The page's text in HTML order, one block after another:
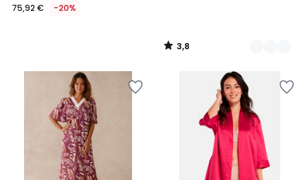
75,92 € -20%
3,8
/